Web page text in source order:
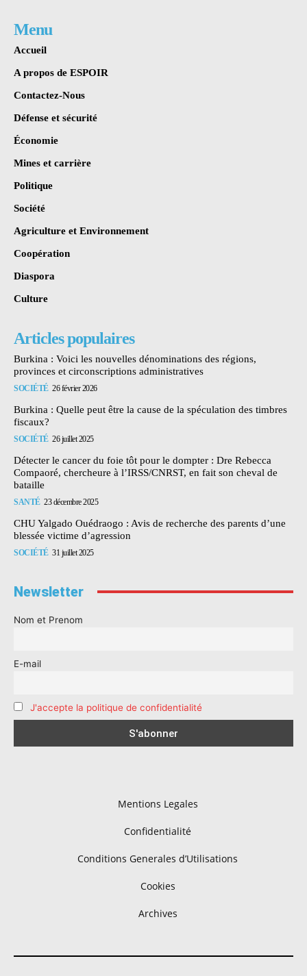
Menu
Accueil
A propos de ESPOIR
Contactez-Nous
Défense et sécurité
Économie
Mines et carrière
Politique
Société
Agriculture et Environnement
Coopération
Diaspora
Culture
Articles populaires
Burkina : Voici les nouvelles dénominations des régions,
provinces et circonscriptions administratives
SOCIÉTÉ 26 février 2026
Burkina : Quelle peut être la cause de la spéculation des timbres
fiscaux?
SOCIÉTÉ 26 juillet 2025
Détecter le cancer du foie tôt pour le dompter : Dre Rebecca
Compaoré, chercheure à l’IRSS/CNRST, en fait son cheval de
bataille
SANTÉ 23 décembre 2025
CHU Yalgado Ouédraogo : Avis de recherche des parents d’une
blessée victime d’agression
SOCIÉTÉ 31 juillet 2025
Newsletter
Nom et Prenom
E-mail
J'accepte la politique de confidentialité
Mentions Legales
Confidentialité
Conditions Generales d’Utilisations
Cookies
Archives